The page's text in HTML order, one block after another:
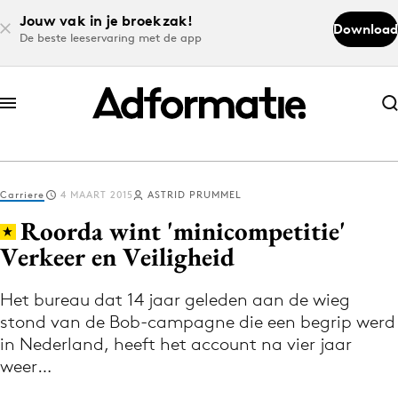
Jouw vak in je broekzak!
De beste leeservaring met de app
Download
Abonneer nu
Abonneer nu
Log in
Download de app
Volg het laatste nieuws via de Adformatie
Nieuws app
Carriere 4 MAART 2015 ASTRID PRUMMEL
Roorda wint 'minicompetitie'
Verkeer en Veiligheid
Het bureau dat 14 jaar geleden aan de wieg
stond van de Bob-campagne die een begrip werd
in Nederland, heeft het account na vier jaar
weer…